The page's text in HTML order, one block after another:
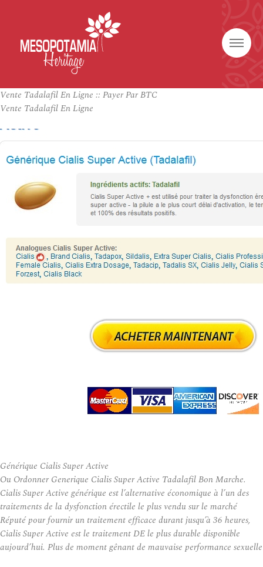
Vente Tadalafil En Ligne :: Payer Par BTC
Vente Tadalafil En Ligne
Générique Cialis Super Active
Ou Ordonner Generique Cialis Super Active Tadalafil Bon Marche.
Cialis Super Active générique est l’alternative économique à l’un des
traitements de la dysfonction érectile le plus vendu sur le marché
Réputé pour fournir un traitement efficace durant jusqu’à 36 heures,
Cialis Super Active est le traitement DE le plus durable disponible
aujourd’hui. Plus de moment gênant de mauvaise performance sexuelle